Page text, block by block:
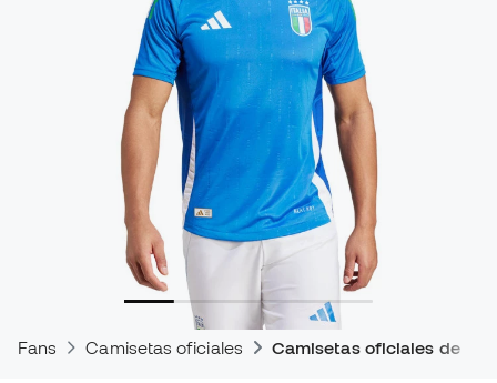
Fans Camisetas oficiales Camisetas oficiales de